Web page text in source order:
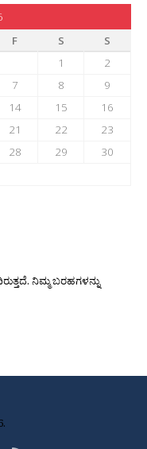
F S
S
1
2
7 8
9
14 15
16
21 22
23
28 29
30
ನಿಮ್ಮ ಬರಹಗಳನ್ನು